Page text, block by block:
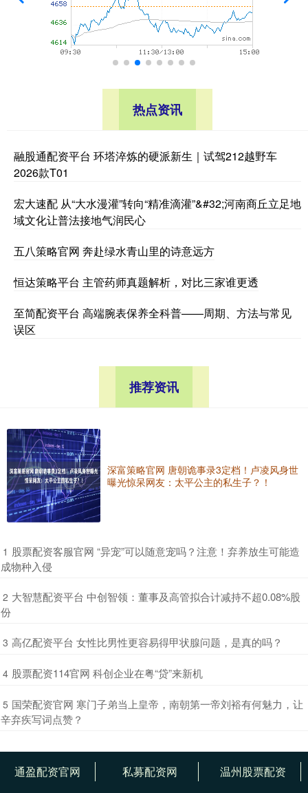
热点资讯
融股通配资平台 环塔淬炼的硬派新生｜试驾212越野车
2026款T01
宏大速配 从“大水漫灌”转向“精准滴灌”&#32;河南商丘立足地
域文化让普法接地气润民心
五八策略官网 奔赴绿水青山里的诗意远方
恒达策略平台 主管药师真题解析，对比三家谁更透
至简配资平台 高端腕表保养全科普——周期、方法与常见
误区
推荐资讯
深富策略官网 唐朝诡事录3定档！卢凌风身世
曝光惊呆网友：太平公主的私生子？！
1 ​股票配资客服官网 “异宠”可以随意宠吗？注意！弃养放生可能造
成物种入侵
2 ​大智慧配资平台 中创智领：董事及高管拟合计减持不超0.08%股
份
3 ​高亿配资平台 女性比男性更容易得甲状腺问题，是真的吗？
4 ​股票配资114官网 科创企业在粤“贷”来新机
5 ​国荣配资官网 寒门子弟当上皇帝，南朝第一帝刘裕有何魅力，让
辛弃疾写词点赞？
通盈配资官网 私募配资网 温州股票配资